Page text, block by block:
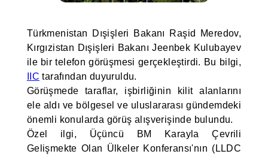
Türkmenistan Dışişleri Bakanı Raşid Meredov,
Kırgızistan Dışişleri Bakanı Jeenbek Kulubayev
ile bir telefon görüşmesi gerçekleştirdi. Bu bilgi,
IIC tarafından duyuruldu.
Görüşmede taraflar, işbirliğinin kilit alanlarını
ele aldı ve bölgesel ve uluslararası gündemdeki
önemli konularda görüş alışverişinde bulundu.
Özel ilgi, Üçüncü BM Karayla Çevrili
Gelişmekte Olan Ülkeler Konferansı'nın (LLDC